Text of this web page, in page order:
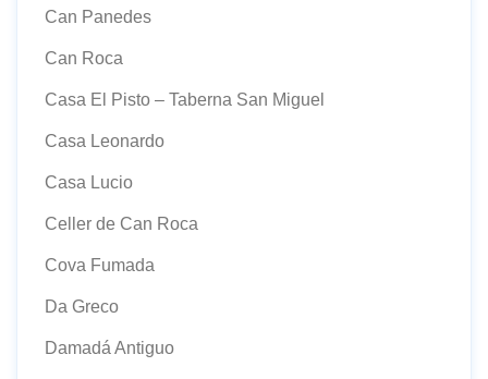
Can Panedes
Can Roca
Casa El Pisto – Taberna San Miguel
Casa Leonardo
Casa Lucio
Celler de Can Roca
Cova Fumada
Da Greco
Damadá Antiguo